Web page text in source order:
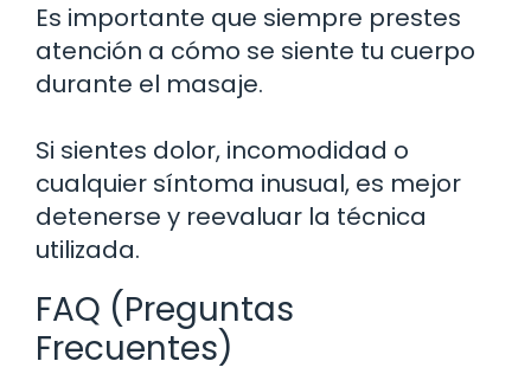
Es importante que siempre prestes
atención a cómo se siente tu cuerpo
durante el masaje.
Si sientes dolor, incomodidad o
cualquier síntoma inusual, es mejor
detenerse y reevaluar la técnica
utilizada.
FAQ (Preguntas
Frecuentes)